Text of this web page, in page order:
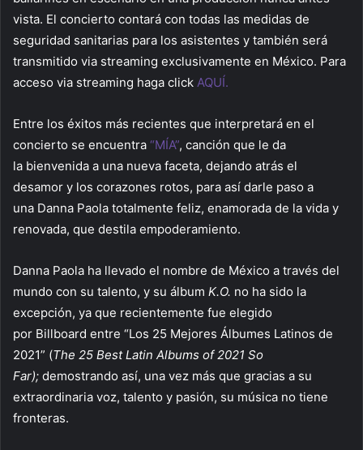
vista. El concierto contará con todas las medidas de
seguridad sanitarias para los asistentes y también será
transmitido via streaming exclusivamente en México. Para
acceso via streaming haga click AQUÍ.
Entre los éxitos más recientes que interpretará en el
concierto se encuentra “MÍA”, canción que le da
la bienvenida a una nueva faceta, dejando atrás el
desamor y los corazones rotos, para así darle paso a
una Danna Paola totalmente feliz, enamorada de la vida y
renovada, que destila empoderamiento.
Danna Paola ha llevado el nombre de México a través del
mundo con su talento, y su álbum K.O. no ha sido la
excepción, ya que recientemente fue elegido
por Billboard entre “Los 25 Mejores Álbumes Latinos de
2021” (The 25 Best Latin Albums of 2021 So
Far); demostrando así, una vez más que gracias a su
extraordinaria voz, talento y pasión, su música no tiene
fronteras.